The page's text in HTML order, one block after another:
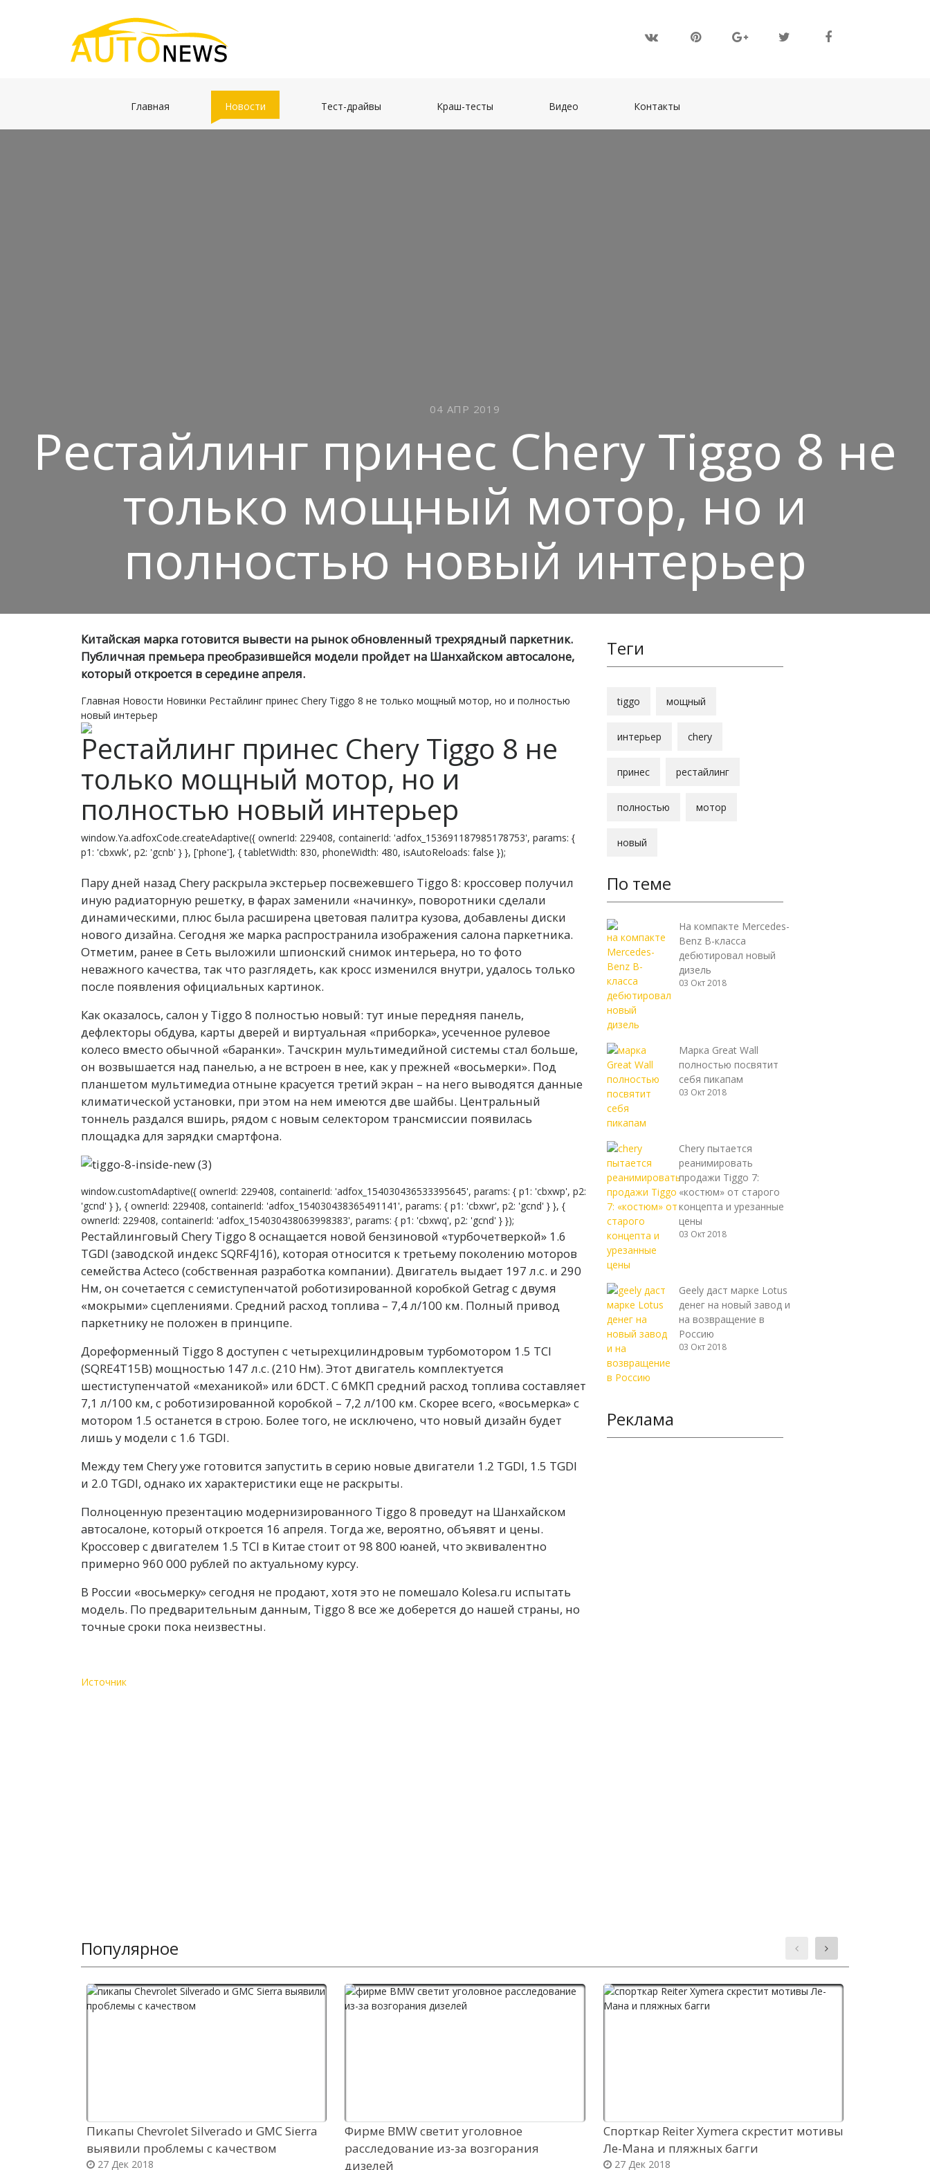
Главная Новости Тест-драйвы Краш-тесты Видео Контакты
04 АПР 2019
Рестайлинг принес Chery Tiggo 8 не
только мощный мотор, но и
полностью новый интерьер
Китайская марка готовится вывести на рынок обновленный трехрядный паркетник.
Публичная премьера преобразившейся модели пройдет на Шанхайском автосалоне,
который откроется в середине апреля.
Главная Новости Новинки Рестайлинг принес Chery Tiggo 8 не только мощный мотор, но и полностью
новый интерьер
Рестайлинг принес Chery Tiggo 8 не
только мощный мотор, но и
полностью новый интерьер
window.Ya.adfoxCode.createAdaptive({ ownerId: 229408, containerId: 'adfox_153691187985178753', params: {
p1: 'cbxwk', p2: 'gcnb' } }, ['phone'], { tabletWidth: 830, phoneWidth: 480, isAutoReloads: false });
Пару дней назад Chery раскрыла экстерьер посвежевшего Tiggo 8: кроссовер получил
иную радиаторную решетку, в фарах заменили «начинку», поворотники сделали
динамическими, плюс была расширена цветовая палитра кузова, добавлены диски
нового дизайна. Сегодня же марка распространила изображения салона паркетника.
Отметим, ранее в Сеть выложили шпионский снимок интерьера, но то фото
неважного качества, так что разглядеть, как кросс изменился внутри, удалось только
после появления официальных картинок.
Как оказалось, салон у Tiggo 8 полностью новый: тут иные передняя панель,
дефлекторы обдува, карты дверей и виртуальная «приборка», усеченное рулевое
колесо вместо обычной «баранки». Тачскрин мультимедийной системы стал больше,
он возвышается над панелью, а не встроен в нее, как у прежней «восьмерки». Под
планшетом мультимедиа отныне красуется третий экран – на него выводятся данные
климатической установки, при этом на нем имеются две шайбы. Центральный
тоннель раздался вширь, рядом с новым селектором трансмиссии появилась
площадка для зарядки смартфона.
window.customAdaptive({ ownerId: 229408, containerId: 'adfox_154030436533395645', params: { p1: 'cbxwp', p2:
'gcnd' } }, { ownerId: 229408, containerId: 'adfox_154030438365491141', params: { p1: 'cbxwr', p2: 'gcnd' } }, {
ownerId: 229408, containerId: 'adfox_154030438063998383', params: { p1: 'cbxwq', p2: 'gcnd' } });
Рестайлинговый Chery Tiggo 8 оснащается новой бензиновой «турбочетверкой» 1.6
TGDI (заводской индекс SQRF4J16), которая относится к третьему поколению моторов
семейства Acteco (собственная разработка компании). Двигатель выдает 197 л.с. и 290
Нм, он сочетается с семиступенчатой роботизированной коробкой Getrag с двумя
«мокрыми» сцеплениями. Средний расход топлива – 7,4 л/100 км. Полный привод
паркетнику не положен в принципе.
Дореформенный Tiggo 8 доступен с четырехцилиндровым турбомотором 1.5 TCI
(SQRE4T15B) мощностью 147 л.с. (210 Нм). Этот двигатель комплектуется
шестиступенчатой «механикой» или 6DCT. С 6МКП средний расход топлива составляет
7,1 л/100 км, с роботизированной коробкой – 7,2 л/100 км. Скорее всего, «восьмерка» с
мотором 1.5 останется в строю. Более того, не исключено, что новый дизайн будет
лишь у модели с 1.6 TGDI.
Между тем Chery уже готовится запустить в серию новые двигатели 1.2 TGDI, 1.5 TGDI
и 2.0 TGDI, однако их характеристики еще не раскрыты.
Полноценную презентацию модернизированного Tiggo 8 проведут на Шанхайском
автосалоне, который откроется 16 апреля. Тогда же, вероятно, объявят и цены.
Кроссовер с двигателем 1.5 TCI в Китае стоит от 98 800 юаней, что эквивалентно
примерно 960 000 рублей по актуальному курсу.
В России «восьмерку» сегодня не продают, хотя это не помешало Kolesa.ru испытать
модель. По предварительным данным, Tiggo 8 все же доберется до нашей страны, но
точные сроки пока неизвестны.
Источник
Теги
tiggo мощный
интерьер chery
принес рестайлинг
полностью мотор
новый
По теме
На компакте Mercedes-
Benz B-класса
дебютировал новый
дизель
03 Окт 2018
Марка Great Wall
полностью посвятит
себя пикапам
03 Окт 2018
Chery пытается
реанимировать
продажи Tiggo 7:
«костюм» от старого
концепта и урезанные
цены
03 Окт 2018
Geely даст марке Lotus
денег на новый завод и
на возвращение в
Россию
03 Окт 2018
Реклама
Популярное
Пикапы Chevrolet Silverado и GMC Sierra
выявили проблемы с качеством
27 Дек 2018
Фирме BMW светит уголовное
расследование из-за возгорания
дизелей
Спорткар Reiter Xymera скрестит мотивы
Ле-Мана и пляжных багги
27 Дек 2018